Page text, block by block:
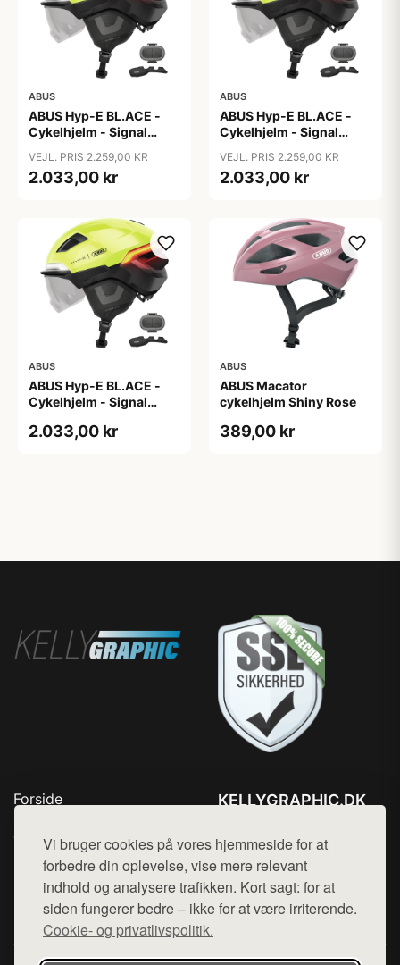
Vi bruger cookies på vores hjemmeside for at
forbedre din oplevelse, vise mere relevant
indhold og analysere trafikken. Kort sagt: for at
siden fungerer bedre – ikke for at være irriterende.
Cookie- og privatlivspolitik.
ABUS
ABUS Hyp-E BL.ACE -
Cykelhjelm - Signal
VEJL. PRIS 2.259,00 KR
2.033,00 kr
ABUS
ABUS Hyp-E BL.ACE -
Cykelhjelm - Signal
cm
VEJL. PRIS 2.259,00 KR
2.033,00 kr
ABUS
ABUS Hyp-E BL.ACE -
Cykelhjelm - Signal
2.033,00 kr
ABUS
ABUS Macator
cykelhjelm Shiny Rose
389,00 kr
Forside
Top Rabatter
Blog
Kontakt
KELLYGRAPHIC.DK
Mail: hej@want.dk
Cookie- og privatlivspolitik